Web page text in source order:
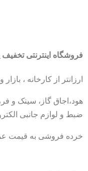
فروشگاه اینترنتی تخفیف
ارزانتر از کارخانه ، بازار
هود،اجاق گاز، سینک و
ضبط و لوازم جانبی
خرده فروشی به قیمت